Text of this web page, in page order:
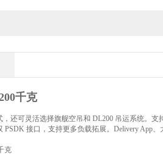
千克
还可灵活选择旗舰空吊和 DL200 吊运系统。支
接口，支持更多负载拓展。Delivery App、